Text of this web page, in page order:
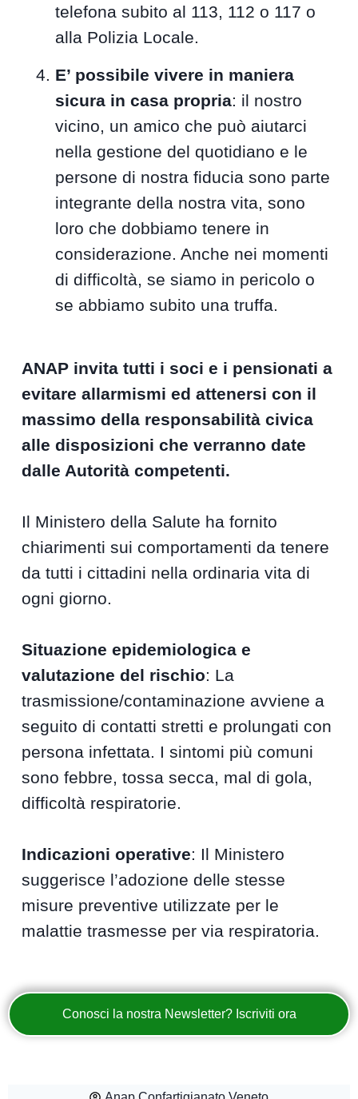
telefona subito al 113, 112 o 117 o
alla Polizia Locale.
E’ possibile vivere in maniera
sicura in casa propria: il nostro
vicino, un amico che può aiutarci
nella gestione del quotidiano e le
persone di nostra fiducia sono parte
integrante della nostra vita, sono
loro che dobbiamo tenere in
considerazione. Anche nei momenti
di difficoltà, se siamo in pericolo o
se abbiamo subito una truffa.
ANAP invita tutti i soci e i pensionati a
evitare allarmismi ed attenersi con il
massimo della responsabilità civica
alle disposizioni che verranno date
dalle Autorità competenti.
Il Ministero della Salute ha fornito
chiarimenti sui comportamenti da tenere
da tutti i cittadini nella ordinaria vita di
ogni giorno.
Situazione epidemiologica e
valutazione del rischio: La
trasmissione/contaminazione avviene a
seguito di contatti stretti e prolungati con
persona infettata. I sintomi più comuni
sono febbre, tossa secca, mal di gola,
difficoltà respiratorie.
Indicazioni operative: Il Ministero
suggerisce l’adozione delle stesse
misure preventive utilizzate per le
malattie trasmesse per via respiratoria.
Conosci la nostra Newsletter? Iscriviti ora